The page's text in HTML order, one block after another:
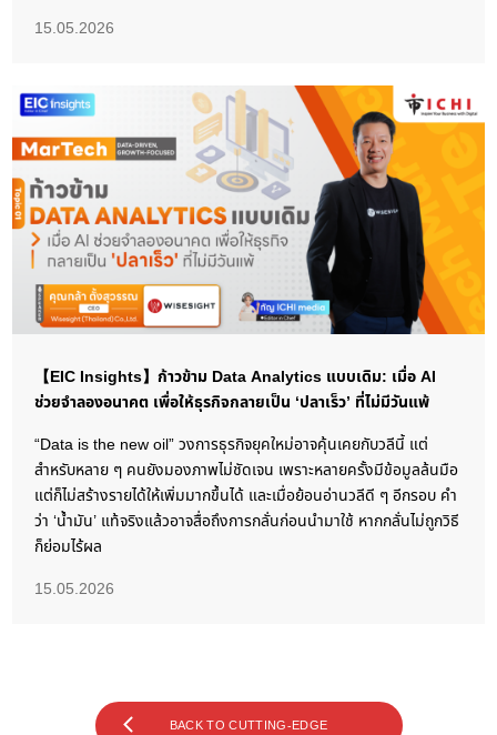
15.05.2026
【EIC Insights】ก้าวข้าม Data Analytics แบบเดิม: เมื่อ AI
ช่วยจำลองอนาคต เพื่อให้ธุรกิจกลายเป็น ‘ปลาเร็ว’ ที่ไม่มีวันแพ้
“Data is the new oil” วงการธุรกิจยุคใหม่อาจคุ้นเคยกับวลีนี้ แต่
สำหรับหลาย ๆ คนยังมองภาพไม่ชัดเจน เพราะหลายครั้งมีข้อมูลล้นมือ
แต่ก็ไม่สร้างรายได้ให้เพิ่มมากขึ้นได้ และเมื่อย้อนอ่านวลีดี ๆ อีกรอบ คำ
ว่า ‘น้ำมัน’ แท้จริงแล้วอาจสื่อถึงการกลั่นก่อนนำมาใช้ หากกลั่นไม่ถูกวิธี
ก็ย่อมไร้ผล
15.05.2026
BACK TO CUTTING-EDGE